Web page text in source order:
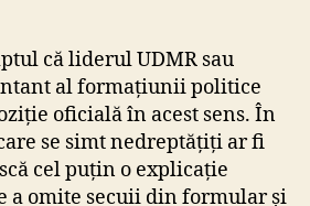
că liderul UDMR sau
al formațiunii politice
oficială în acest sens. În
se simt nedreptățiți ar fi
cel puțin o explicație
a omite secuii din formular și